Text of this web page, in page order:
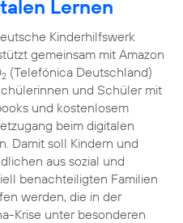
Lernen
Kinderhilfswerk
gemeinsam mit Amazon
2(Telefónica Deutschland)
und Schüler mit
und kostenlosem
beim digitalen
Damit soll Kindern und
aus sozial und
benachteiligten Familien
werden, die in der
Krise unter besonderen